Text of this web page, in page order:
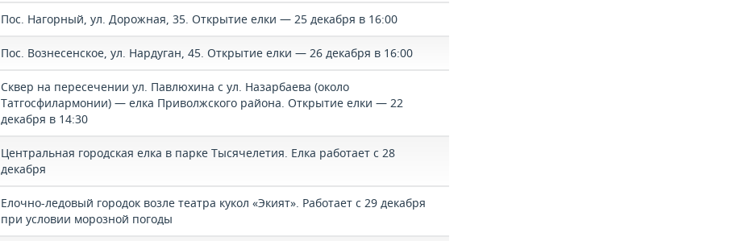
Пос. Нагорный, ул. Дорожная, 35. Открытие елки — 25 декабря в 16:00
Пос. Вознесенское, ул. Нардуган, 45. Открытие елки — 26 декабря в 16:00
Сквер на пересечении ул. Павлюхина с ул. Назарбаева (около
Татгосфилармонии) — елка Приволжского района. Открытие елки — 22
декабря в 14:30
Центральная городская елка в парке Тысячелетия. Елка работает с 28
декабря
Елочно-ледовый городок возле театра кукол «Экият». Работает с 29 декабря
при условии морозной погоды